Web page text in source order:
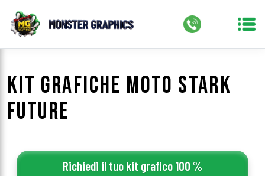
KIT GRAFICHE MOTO STARK
FUTURE
Richiedi il tuo kit grafico 100 %